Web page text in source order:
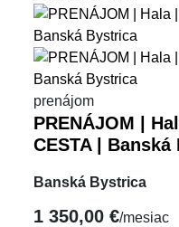
prenájom
PRENÁJOM |
CESTA |
Banská Bystrica
1 350,00 €/mesiac